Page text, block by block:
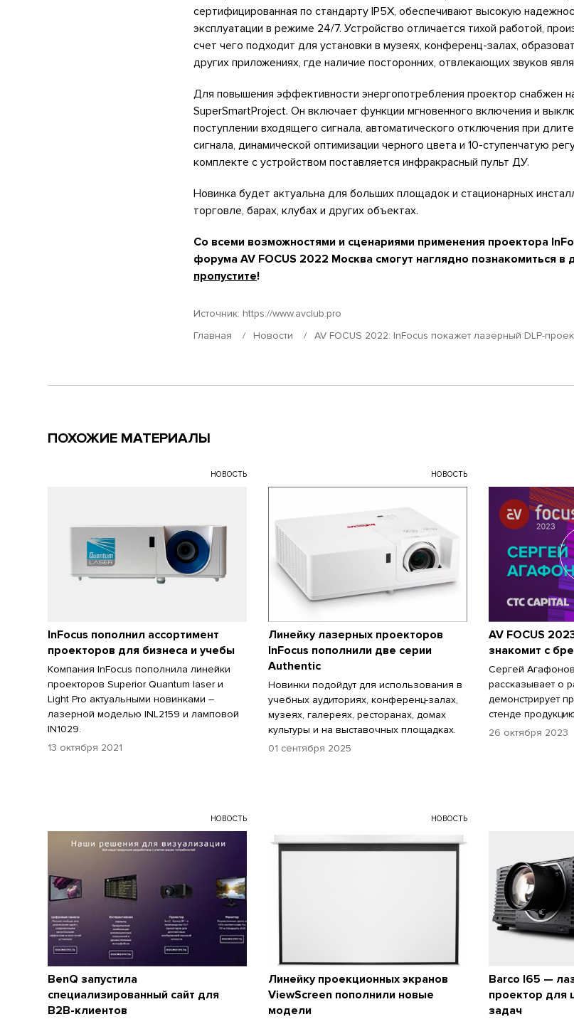
сертифицированная по стандарту IP5X, обеспечивают высокую
эксплуатации в режиме 24/7. Устройство отличается тихой работой,
счет чего подходит для установки в музеях, конференц-залах,
других приложениях, где наличие посторонних, отвлекающих звуков
Для повышения эффективности энергопотребления проектор снабжен
SuperSmartProject. Он включает функции мгновенного включения и
поступлении входящего сигнала, автоматического отключения при
сигнала, динамической оптимизации черного цвета и 10-ступенчатую
комплекте с устройством поставляется инфракрасный пульт ДУ.
Новинка будет актуальна для больших площадок и стационарных
торговле, барах, клубах и других объектах.
Со всеми возможностями и сценариями применения проектора
форума AV FOCUS 2022 Москва смогут наглядно познакомиться в
пропустите!
Источник: https://www.avclub.pro
Главная
Новости AV FOCUS 2022: InFocus покажет лазерный DLP-
ПОХОЖИЕ МАТЕРИАЛЫ
НОВОСТЬ
InFocus пополнил ассортимент
проекторов для бизнеса и учебы
Компания InFocus пополнила линейки
проекторов Superior Quantum laser и
Light Pro актуальными новинками –
лазерной моделью INL2159 и ламповой
IN1029.
13 октября 2021
НОВОСТЬ
Линейку лазерных проекторов
InFocus пополнили две серии
Authentic
Новинки подойдут для использования в
учебных аудиториях, конференц-залах,
музеях, галереях, ресторанах, домах
культуры и на выставочных площадках.
01 сентября 2025
AV FOCUS
знакомит с
Сергей
рассказывает о
демонстрирует
стенде
26 октября 2023
НОВОСТЬ
BenQ запустила
специализированный сайт для
B2B-клиентов
НОВОСТЬ
Линейку проекционных экранов
ViewScreen пополнили новые
модели
Barco I65 —
проектор для
задач